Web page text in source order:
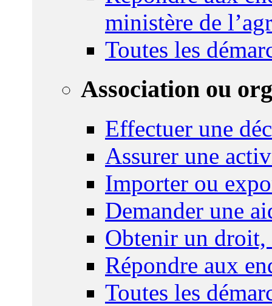
ministère de
Toutes les
Association ou
Effectuer une
Assurer une
Importer ou
Demander une
Obtenir un droit,
Répondre aux
Toutes les